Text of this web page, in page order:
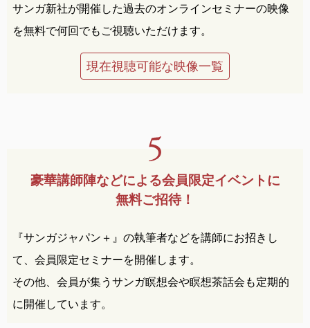
サンガ新社が開催した過去のオンラインセミナーの映像
を無料で何回でもご視聴いただけます。
現在視聴可能な映像一覧
豪華講師陣などによる会員限定イベントに
無料ご招待！
『サンガジャパン＋』の執筆者などを講師にお招きし
て、会員限定セミナーを開催します。
その他、会員が集うサンガ瞑想会や瞑想茶話会も定期的
に開催しています。